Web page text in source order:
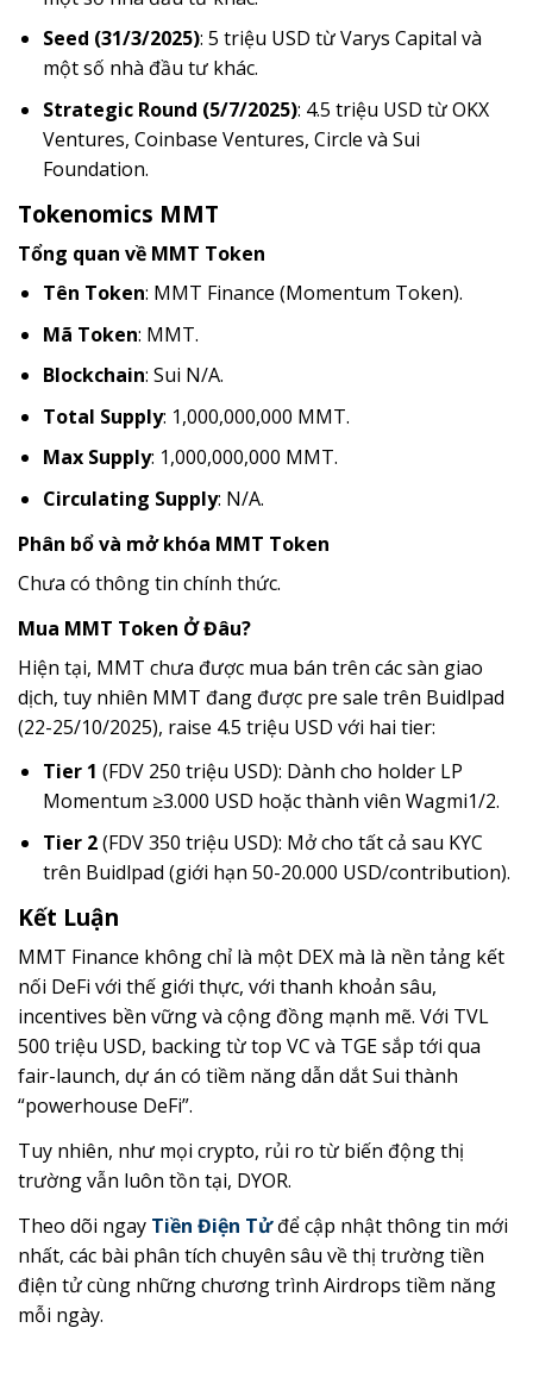
Seed (31/3/2025): 5 triệu USD từ Varys Capital và
một số nhà đầu tư khác.
Strategic Round (5/7/2025): 4.5 triệu USD từ OKX
Ventures, Coinbase Ventures, Circle và Sui
Foundation.
Tokenomics MMT
Tổng quan về MMT Token
Tên Token: MMT Finance (Momentum Token).
Mã Token: MMT.
Blockchain: Sui N/A.
Total Supply: 1,000,000,000 MMT.
Max Supply: 1,000,000,000 MMT.
Circulating Supply: N/A.
Phân bổ và mở khóa MMT Token
Chưa có thông tin chính thức.
Mua MMT Token Ở Đâu?
Hiện tại, MMT chưa được mua bán trên các sàn giao
dịch, tuy nhiên MMT đang được pre sale trên Buidlpad
(22-25/10/2025), raise 4.5 triệu USD với hai tier:
Tier 1 (FDV 250 triệu USD): Dành cho holder LP
Momentum ≥3.000 USD hoặc thành viên Wagmi1/2.
Tier 2(FDV 350 triệu USD): Mở cho tất cả sau KYC
trên Buidlpad (giới hạn 50-20.000 USD/contribution).
Kết Luận
MMT Finance không chỉ là một DEX mà là nền tảng kết
nối DeFi với thế giới thực, với thanh khoản sâu,
incentives bền vững và cộng đồng mạnh mẽ. Với TVL
500 triệu USD, backing từ top VC và TGE sắp tới qua
fair-launch, dự án có tiềm năng dẫn dắt Sui thành
“powerhouse DeFi”.
Tuy nhiên, như mọi crypto, rủi ro từ biến động thị
trường vẫn luôn tồn tại, DYOR.
Theo dõi ngay Tiền Điện Tửđể cập nhật thông tin mới
nhất, các bài phân tích chuyên sâu về thị trường tiền
điện tử cùng những chương trình Airdrops tiềm năng
mỗi ngày.